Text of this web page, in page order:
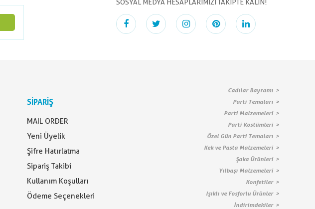
SOSYAL MEDYA HESAPLARIMIZI TAKİPTE KALIN!
SİPARİŞ
MAIL ORDER
Yeni Üyelik
Şifre Hatırlatma
Sipariş Takibi
Kullanım Koşulları
Ödeme Seçenekleri
Cadılar Bayramı
Parti Temaları
Parti Malzemeleri
Parti Kostümleri
Özel Gün Parti Temaları
Kek ve Pasta Malzemeleri
Şaka Ürünleri
Yılbaşı Malzemeleri
Konfetiler
Işıklı ve Fosforlu Ürünler
İndirimdekiler